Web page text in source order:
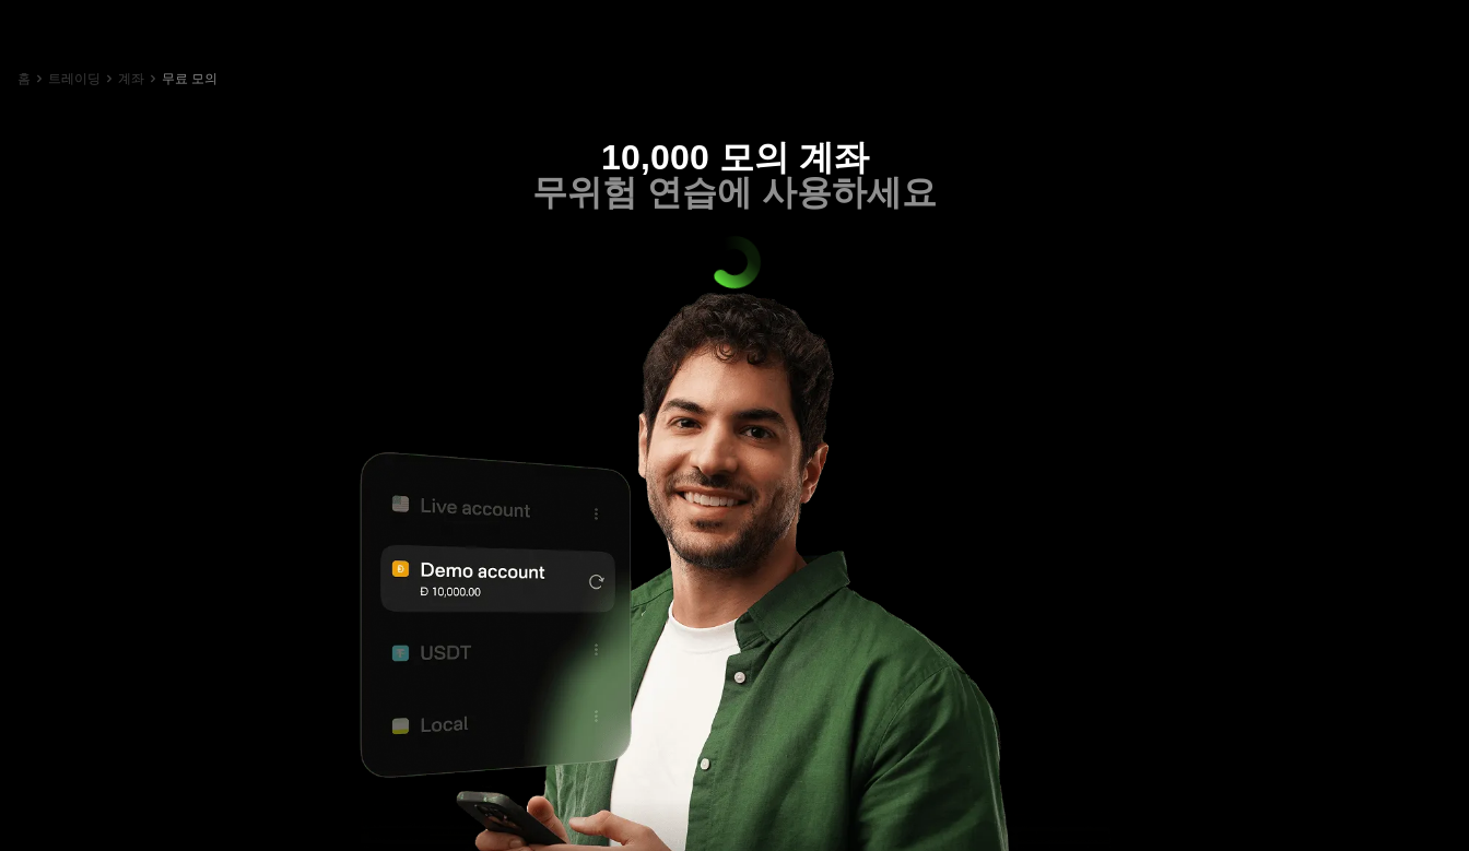
홈 트레이딩 계좌 무료 모의
10,000 모의 계좌
무위험 연습에 사용하세요